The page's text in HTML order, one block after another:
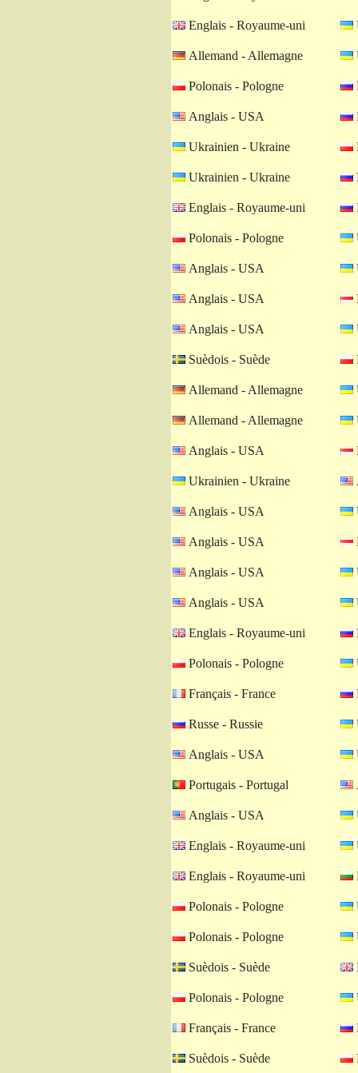
Englais - Royaume-uni
Allemand - Allemagne
Polonais - Pologne
Anglais - USA
Ukrainien - Ukraine
Ukrainien - Ukraine
Englais - Royaume-uni
Polonais - Pologne
Anglais - USA
Anglais - USA
Anglais - USA
Suèdois - Suède
Allemand - Allemagne
Allemand - Allemagne
Anglais - USA
Ukrainien - Ukraine
Anglais - USA
Anglais - USA
Anglais - USA
Anglais - USA
Englais - Royaume-uni
Polonais - Pologne
Français - France
Russe - Russie
Anglais - USA
Portugais - Portugal
Anglais - USA
Englais - Royaume-uni
Englais - Royaume-uni
Polonais - Pologne
Polonais - Pologne
Suèdois - Suède
Polonais - Pologne
Français - France
Suèdois - Suède